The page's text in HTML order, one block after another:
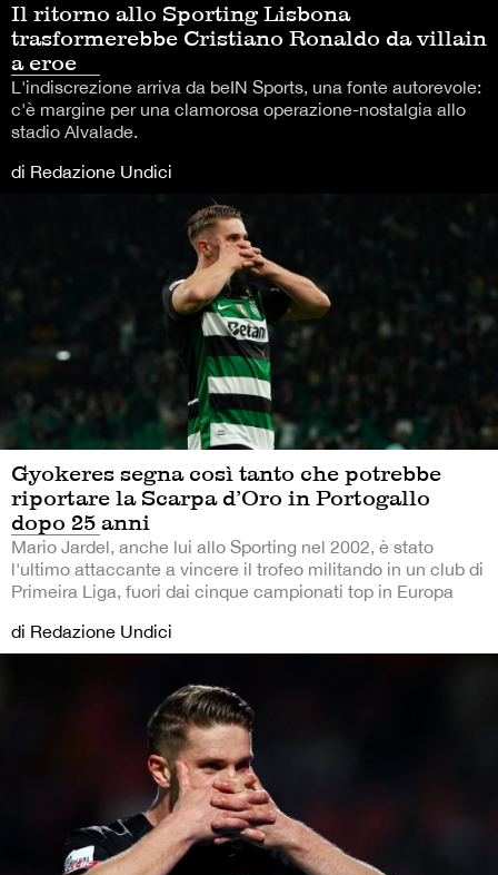
Il ritorno allo Sporting Lisbona
trasformerebbe Cristiano Ronaldo da villain
a eroe
L'indiscrezione arriva da beIN Sports, una fonte autorevole:
c'è margine per una clamorosa operazione-nostalgia allo
stadio Alvalade.
di Redazione Undici
Gyokeres segna così tanto che potrebbe
riportare la Scarpa d’Oro in Portogallo
dopo 25 anni
Mario Jardel, anche lui allo Sporting nel 2002, è stato
l'ultimo attaccante a vincere il trofeo militando in un club di
Primeira Liga, fuori dai cinque campionati top in Europa
di Redazione Undici